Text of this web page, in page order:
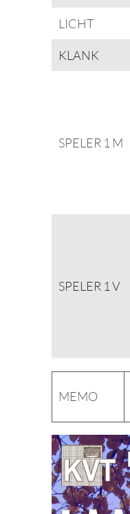
LICHT
KLANK
SPELER 1 M
SPELER 1 V
MEMO